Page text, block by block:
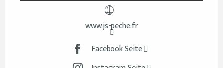
www.js-peche.fr
Facebook Seite